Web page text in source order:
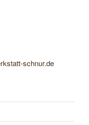
schnur.de